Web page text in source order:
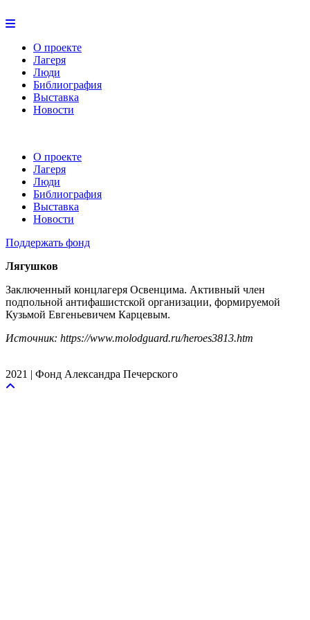
О проекте
Лагеря
Люди
Библиография
Выставка
Новости
О проекте
Лагеря
Люди
Библиография
Выставка
Новости
Поддержать фонд
Лягушков
Заключенный концлагеря Освенцима. Активный член
подпольной антифашистской организации, формируемой
Кузьмой Евгеньевичем Карцевым.
Источник: https://www.molodguard.ru/heroes3813.htm
2021 | Фонд Александра Печерского